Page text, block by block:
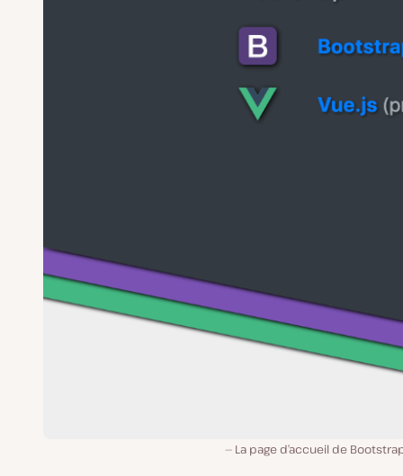
La page d’accueil de